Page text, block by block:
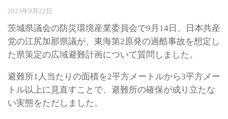
2023年9月22日
茨城県議会の防災環境産業委員会で9月14日、日本共産
党の江尻加那県議が、東海第2原発の過酷事故を想定し
た県策定の広域避難計画について質問しました。
避難所1人当たりの面積を2平方メートルから3平方メー
トル以上に見直すことで、避難所の確保が成り立たな
い実態をただしました。